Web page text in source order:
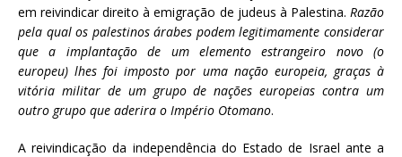
em reivindicar direito à emigração de judeus à Palestina. Razão
pela qual os palestinos árabes podem legitimamente considerar
que a implantação de um elemento estrangeiro novo (o
europeu) lhes foi imposto por uma nação europeia, graças à
vitória militar de um grupo de nações europeias contra um
outro grupo que aderira o Império Otomano.
A reivindicação da independência do Estado de Israel ante a